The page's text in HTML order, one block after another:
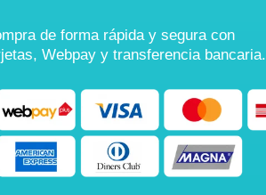
de forma rápida y segura con
Webpay y transferencia bancaria.